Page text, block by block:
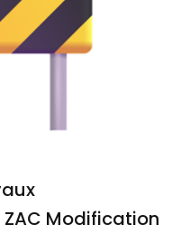
Modification